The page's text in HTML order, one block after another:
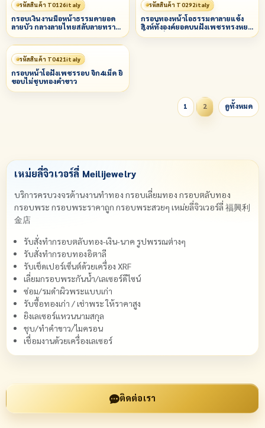
รหัสสินค้า T0126italy
กรอบเงินงานมือหน้าธรรมดายอด
ลายบัว กลางลายไทยสลับลายทราย
ล่างลายพญานาค
รหัสสินค้า T0292italy
กรอบทองหน้าโอธรรมดาลายแข้ง
สิงห์ทั้งองค์ยอดบนฝังเพชรทรงหยด
น้ำ 1 เม็ด
รหัสสินค้า T0421italy
กรอบหน้าโอฝังเพชรรอบ จิก4เม็ด ยิ
ขอบไม่ชุบทองคำขาว
1 2 ดูทั้งหมด
เหม่ยลี่จิวเวอร์ลี่ Meilijewelry
บริการครบวงจรด้านงานทำทอง กรอบเลี่ยมทอง กรอบตลับทอง
กรอบพระ กรอบพระราคาถูก กรอบพระสวยๆ เหม่ยลี่จิวเวอร์ลี่ 福興利
金店
รับสั่งทำกรอบตลับทอง-เงิน-นาค รูปพรรณต่างๆ
รับสั่งทำกรอบทองอิตาลี
รับเช็ดเปอร์เซ็นต์ด้วยเครื่อง XRF
เลี่ยมกรอบพระกันน้ำ/เลเซอร์ดีไซน์
ซ่อม/รมดำผิวพระแบบเก่า
รับซื้อทองเก่า / เช่าพระ ให้ราคาสูง
ยิงเลเซอร์แหวนนามสกุล
ชุบ/ทำคำขาว/ไมครอน
เชื่อมงานด้วยเครื่องเลเซอร์
ติดต่อเรา